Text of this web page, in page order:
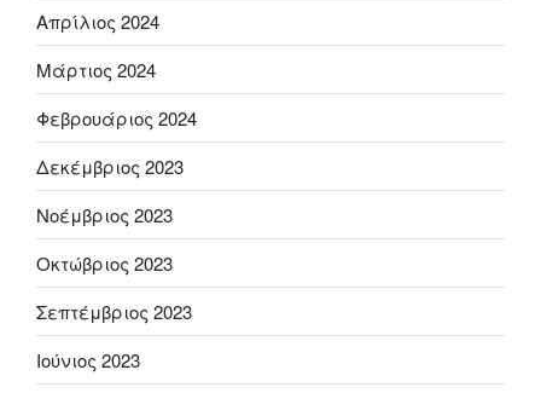
Απρίλιος 2024
Μάρτιος 2024
Φεβρουάριος 2024
Δεκέμβριος 2023
Νοέμβριος 2023
Οκτώβριος 2023
Σεπτέμβριος 2023
Ιούνιος 2023